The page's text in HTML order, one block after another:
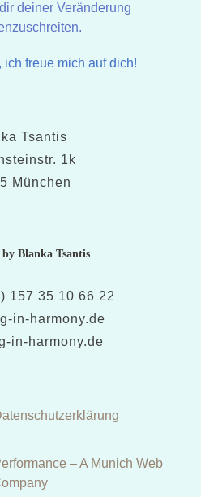
deiner Veränderung
ich freue mich auf dich!
Tsantis
1k
München
Blanka Tsantis
157 35 10 66 22
in-harmony.de
in-harmony.de
– A Munich Web